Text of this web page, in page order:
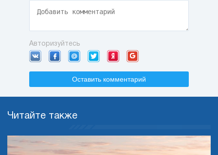
Авторизуйтесь
Оставить комментарий
Читайте также